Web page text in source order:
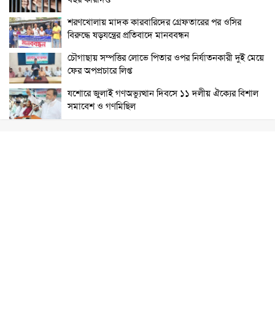
শরণখোলায় মাদক কারবারিদের গ্রেফতারের পর ওসির
বিরুদ্ধে ষড়যন্ত্রের প্রতিবাদে মানববন্ধন
চৌগাছায় সম্পত্তির লোভে পিতার ওপর নির্যাতনকারী দুই মেয়ে
ফের অপপ্রচারে লিপ্ত
যশোরে জুলাই গণঅভ্যুত্থান দিবসে ১১ দলীয় ঐক্যের বিশাল
সমাবেশ ও গণমিছিল